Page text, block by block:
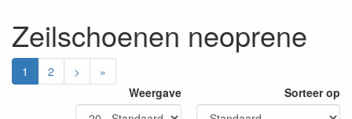
Zeilschoenen neoprene
1 2 >
»
Weergave
Sorteer op